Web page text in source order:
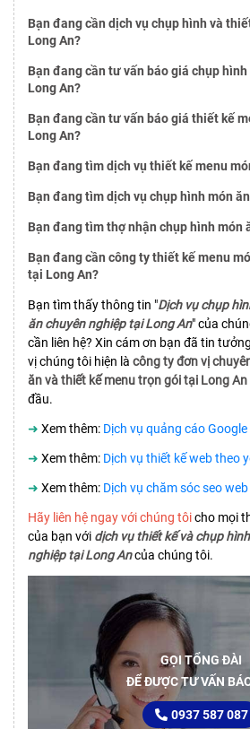
Bạn đang cần dịch vụ chụp hình và
Long An?
Bạn đang cần tư vấn báo giá chụp
Long An?
Bạn đang cần tư vấn báo giá thiết kế
Long An?
Bạn đang tìm dịch vụ thiết kế menu
Bạn đang tìm dịch vụ chụp hình món
Bạn đang tìm thợ nhận chụp hình món
Bạn đang cần công ty thiết kế menu
tại Long An?
Bạn tìm thấy thông tin "Dịch vụ chụp
ăn chuyên nghiệp tại Long An" của
cần liên hệ? Xin cám ơn bạn đã tin
vị chúng tôi hiện là công ty đơn vị
ăn và thiết kế menu trọn gói tại Long An
đầu.
➜ Xem thêm: Dịch vụ quảng cáo Google
➜ Xem thêm: Dịch vụ thiết kế web theo
➜ Xem thêm: Dịch vụ chăm sóc seo
Hãy liên hệ ngay với chúng tôicho mọi
của bạn với dịch vụ thiết kế và chụp
nghiệp tại Long Ancủa chúng tôi.
GỌI TỔNG ĐÀI
ĐỂ ĐƯỢC TƯ VẤN
0937 587 087